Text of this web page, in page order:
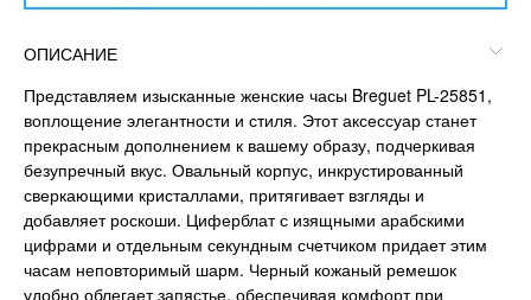
ОПИСАНИЕ
Представляем изысканные женские часы Breguet PL-25851,
воплощение элегантности и стиля. Этот аксессуар станет
прекрасным дополнением к вашему образу, подчеркивая
безупречный вкус. Овальный корпус, инкрустированный
сверкающими кристаллами, притягивает взгляды и
добавляет роскоши. Циферблат с изящными арабскими
цифрами и отдельным секундным счетчиком придает этим
часам неповторимый шарм. Черный кожаный ремешок
удобно облегает запястье, обеспечивая комфорт при